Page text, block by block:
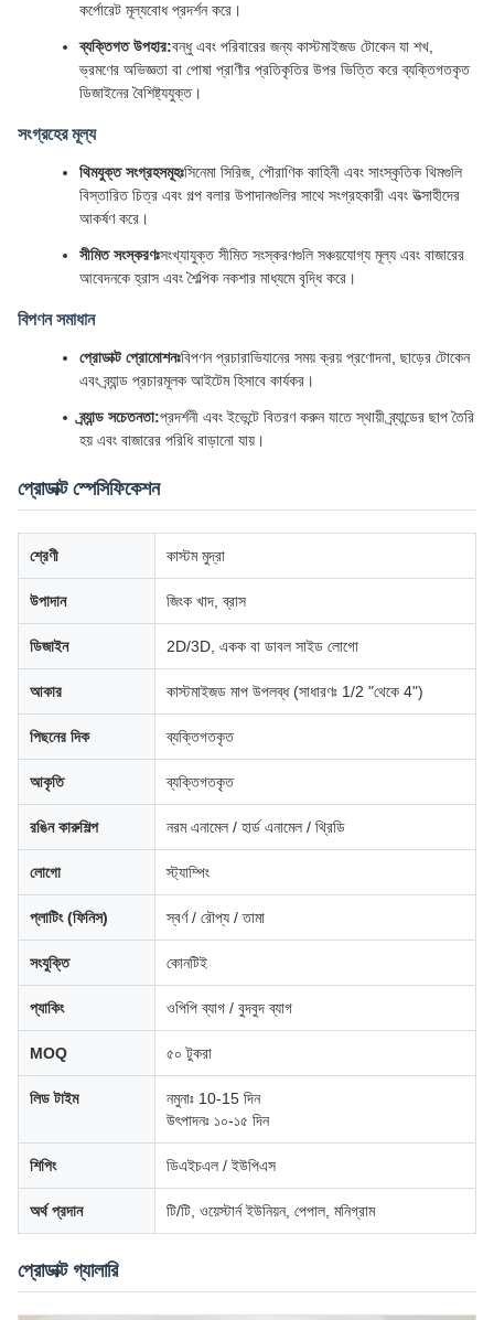
কর্পোরেট মূল্যবোধ প্রদর্শন করে।
ব্যক্তিগত উপহার:বন্ধু এবং পরিবারের জন্য কাস্টমাইজড টোকেন যা শখ,
ভ্রমণের অভিজ্ঞতা বা পোষা প্রাণীর প্রতিকৃতির উপর ভিত্তি করে ব্যক্তিগতকৃত
ডিজাইনের বৈশিষ্ট্যযুক্ত।
সংগ্রহের মূল্য
থিমযুক্ত সংগ্রহসমূহঃসিনেমা সিরিজ, পৌরাণিক কাহিনী এবং সাংস্কৃতিক থিমগুলি
বিস্তারিত চিত্র এবং গল্প বলার উপাদানগুলির সাথে সংগ্রহকারী এবং উত্সাহীদের
আকর্ষণ করে।
সীমিত সংস্করণঃসংখ্যাযুক্ত সীমিত সংস্করণগুলি সঞ্চয়যোগ্য মূল্য এবং বাজারের
আবেদনকে হ্রাস এবং শৈল্পিক নকশার মাধ্যমে বৃদ্ধি করে।
বিপণন সমাধান
প্রোডাক্ট প্রোমোশনঃবিপণন প্রচারাভিযানের সময় ক্রয় প্রণোদনা, ছাড়ের টোকেন
এবং ব্র্যান্ড প্রচারমূলক আইটেম হিসাবে কার্যকর।
ব্র্যান্ড সচেতনতা:প্রদর্শনী এবং ইভেন্টে বিতরণ করুন যাতে স্থায়ী ব্র্যান্ডের ছাপ তৈরি
হয় এবং বাজারের পরিধি বাড়ানো যায়।
প্রোডাক্ট স্পেসিফিকেশন
শ্রেণী কাস্টম মুদ্রা
উপাদান জিংক খাদ, ব্রাস
ডিজাইন 2D/3D, একক বা ডাবল সাইড লোগো
আকার কাস্টমাইজড মাপ উপলব্ধ (সাধারণঃ 1/2 "থেকে 4")
পিছনের দিক ব্যক্তিগতকৃত
আকৃতি ব্যক্তিগতকৃত
রঙিন কারুশিল্প নরম এনামেল / হার্ড এনামেল / থ্রিডি
লোগো স্ট্যাম্পিং
প্লাটিং (ফিনিস) স্বর্ণ / রৌপ্য / তামা
সংযুক্তি কোনটিই
প্যাকিং ওপিপি ব্যাগ / বুদবুদ ব্যাগ
MOQ ৫০ টুকরা
লিড টাইম
নমুনাঃ 10-15 দিন
উৎপাদনঃ ১০-১৫ দিন
শিপিং ডিএইচএল / ইউপিএস
অর্থ প্রদান টি/টি, ওয়েস্টার্ন ইউনিয়ন, পেপাল, মনিগ্রাম
প্রোডাক্ট গ্যালারি